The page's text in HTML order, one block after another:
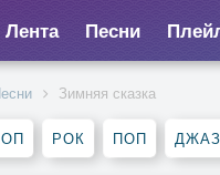
Лента Песни
Зимняя сказка
РОК ПОП